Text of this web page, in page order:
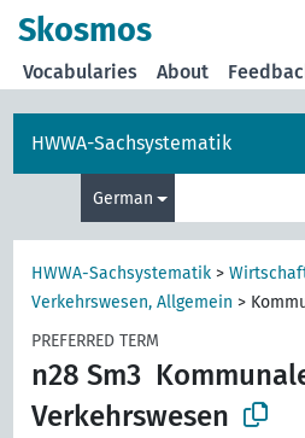
Skosmos
Vocabularies About
HWWA-Sachsystematik
German
HWWA-Sachsystematik >
Verkehrswesen, Allgemein >
PREFERRED TERM
n28 Sm3
Verkehrswesen